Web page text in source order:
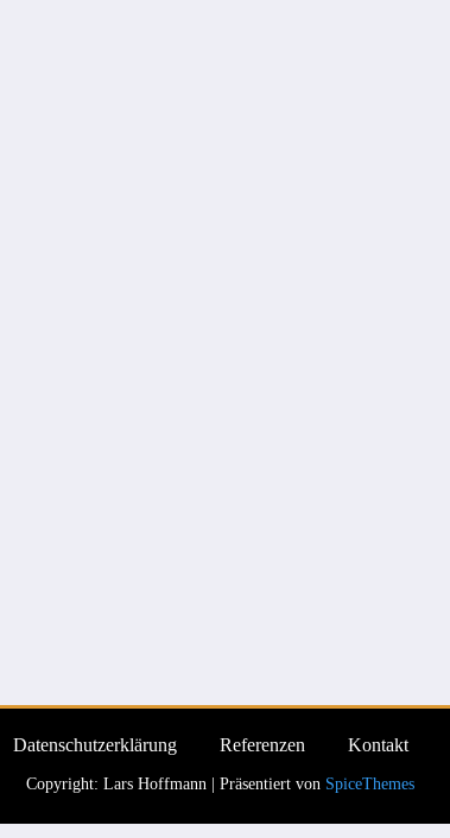
Datenschutzerklärung Referenzen Kontakt
Copyright: Lars Hoffmann | Präsentiert von SpiceThemes